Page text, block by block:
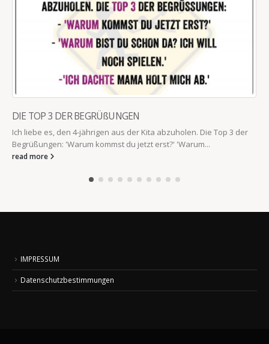
DIE TOP 3 DER BEGRÜßUNGEN
Ich liebe es, den 4-jährigen aus der Kita abzuholen. Die Top 3 der
Begrüßungen: 'Warum kommst du jetzt erst?' 'Warum...
read more
IMPRESSUM
Datenschutzbestimmungen